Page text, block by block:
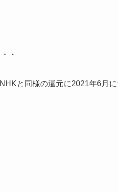
・
と同様の還元に2021年6月に